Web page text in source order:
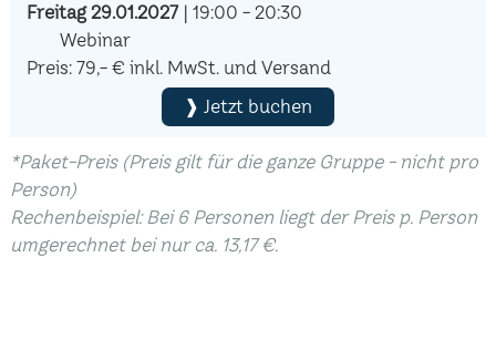
Freitag 29.01.2027| 19:00 - 20:30
Webinar
Preis: 79,- € inkl. MwSt. und Versand
❱ Jetzt buchen
*Paket-Preis (Preis gilt für die ganze Gruppe - nicht pro
Person)
Rechenbeispiel: Bei 6 Personen liegt der Preis p. Person
umgerechnet bei nur ca. 13,17 €.